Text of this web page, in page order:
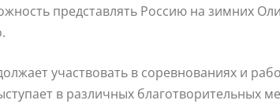
представлять Россию на зимних
участвовать в соревнованиях и
в различных благотворительных